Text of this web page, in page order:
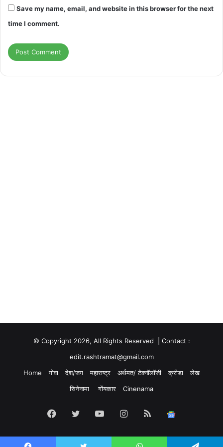
Save my name, email, and website in this browser for the next
time I comment.
© Copyright 2026, All Rights Reserved | Contact :
edit.rashtramat@gmail.com
Home
गोवा देश/जग महाराष्ट्र अर्थमत/ टेक्नॉलॉजी क्रीडा
लेख
सिनेनामा
गोंयकार Cinenama
Facebook
TwitterYouTubeInstagram
RSS
News